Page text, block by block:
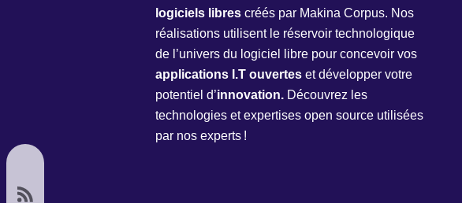
logiciels libres créés par Makina Corpus. Nos
réalisations utilisent le réservoir technologique
de l’univers du logiciel libre pour concevoir vos
applications I.T ouvertes et développer votre
potentiel d’innovation. Découvrez les
technologies et expertises open source utilisées
par nos experts !